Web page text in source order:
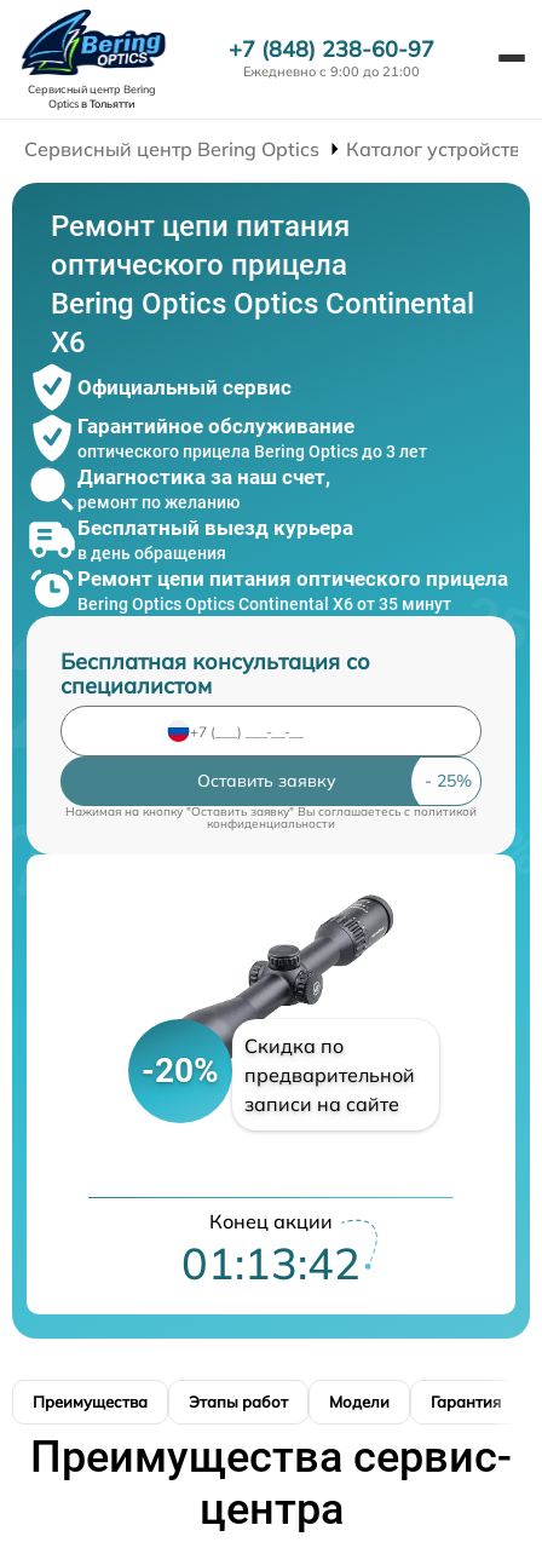
Сервисный центр Bering
Opticsв Тольятти
+7 (848) 238-60-97
Ежедневно с 9:00 до 21:00
Сервисный центр Bering Optics Каталог устройств
Ремонт цепи питания
оптического прицела
Bering Optics Optics Continental
X6
Официальный сервис
Гарантийное обслуживание
оптического прицела Bering Optics до 3 лет
Диагностика за наш счет,
ремонт по желанию
Бесплатный выезд курьера
в день обращения
Ремонт цепи питания оптического прицела
Bering Optics Optics Continental X6 от 35 минут
Бесплатная консультация со
специалистом
Оставить заявку
Нажимая на кнопку "Оставить заявку" Вы соглашаетесь cполитикой
конфиденциальности
-20%
Скидка по
предварительной
записи на сайте
Конец акции
01:13:41
Преимущества Этапы работ Модели Гарантия
Преимущества сервис-
центра